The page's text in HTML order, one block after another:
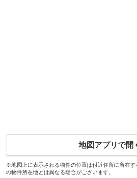
地図アプリで開
※地図上に表示される物件の位置は付近住所に所在
の物件所在地とは異なる場合がございます。